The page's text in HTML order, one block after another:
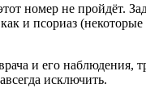
номер не пройдёт.
и псориаз
и его наблюдения,
исключить.